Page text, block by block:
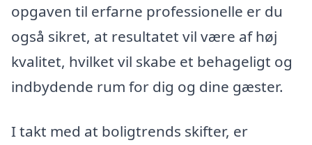
opgaven til erfarne professionelle er du
også sikret, at resultatet vil være af høj
kvalitet, hvilket vil skabe et behageligt og
indbydende rum for dig og dine gæster.
I takt med at boligtrends skifter, er